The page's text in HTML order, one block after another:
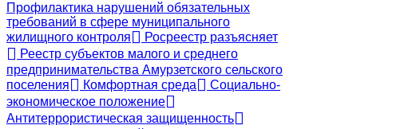
Профилактика нарушений обязательных
требований в сфере муниципального
жилищного контроля
Росреестр разъясняет
Реестр субъектов малого и среднего
предпринимательства Амурзетского сельского
поселения
Комфортная среда
Социально-
экономическое положение
Антитеррористическая защищенность